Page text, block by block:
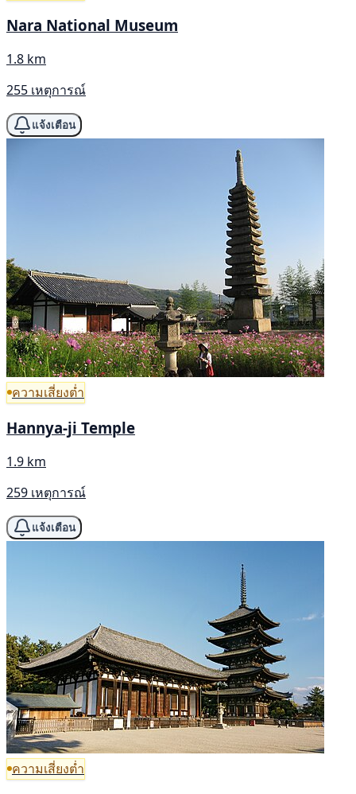
Nara National Museum
1.8 km
255 เหตุการณ์
แจ้งเตือน
ความเสี่ยงต่ำ
Hannya-ji Temple
1.9 km
259 เหตุการณ์
แจ้งเตือน
ความเสี่ยงต่ำ